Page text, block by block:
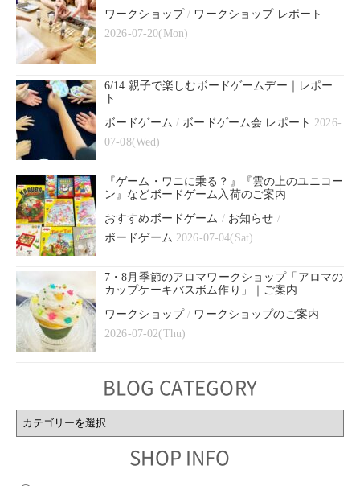
ワークショップ/ ワークショップ レポート
2026-07-20(Mon)
6/14 親子で楽しむボードゲームデー｜レポー
ト
ボードゲーム /ボードゲーム会 レポート 2026-
07-08(Wed)
『ゲーム・ワニに乗る？』『雲の上のユニコー
ン』などボードゲーム入荷のご案内
おすすめボードゲーム / お知らせ /
ボードゲーム 2026-07-04(Sat)
7・8月季節のアロマワークショップ「アロマの
カップケーキバスボム作り」｜ご案内
ワークショップ/ ワークショップのご案内
2026-07-02(Thu)
BLOG CATEGORY
BLOG
CATEGORY
SHOP INFO